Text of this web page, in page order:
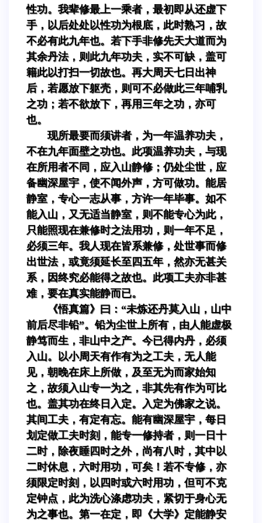
性功。我辈修最上一乘者，最初即从还虚下
手，以后处处以性功为根底，此时熟习，故
不必有此九年也。若下手非修先天大道而为
其余丹法，则此九年功夫，实不可缺，盖可
籍此以打扫一切故也。再大周天七日出神
后，若愿放下躯壳，则可不必做此三年哺乳
之功；若不欲放下，再用三年之功，亦可
也。
现所最要而须讲者，为一年温养功夫，
不在九年面壁之功也。此项温养功夫，与现
在所用者不同，应入山静修；仍处尘世，应
备幽深屋宇，使不闻外声，方可做功。能居
静室，专心一志从事，方许一年毕事。如不
能入山，又无适当静室，则不能专心为此，
只能照现在兼修时之法用功，则一年不足，
必须三年。我人现在皆系兼修，处世事而修
出世法，或竟须延长至四五年，然亦无甚关
系，因终究必能得之故也。此项工夫亦非甚
难，要在真实能静而已。
《悟真篇》曰：“未炼还丹莫入山，山中
前后尽非铅”。铅为尘世上所有，由人能虚极
静笃而生，非山中之产。今已得内丹，必须
入山。以小周天有作有为之工夫，无人能
见，朝晚在床上所做，及至无为而家始知
之，故须入山专一为之，非其先有作为可比
也。盖其功在终日入定。入定为佛家之说。
其间工夫，有定有忘。能有幽深屋宇，每日
划定做工夫时刻，能专一修持者，则一日十
二时，除夜睡四时之外，尚有八时，其中以
二时休息，六时用功，可矣！若不专修，亦
须限定时刻，以四时或六时用功，但可不克
定钟点，此为洗心涤虑功夫，紧切于身心无
为之事也。第一在定，即《大学》定能静安